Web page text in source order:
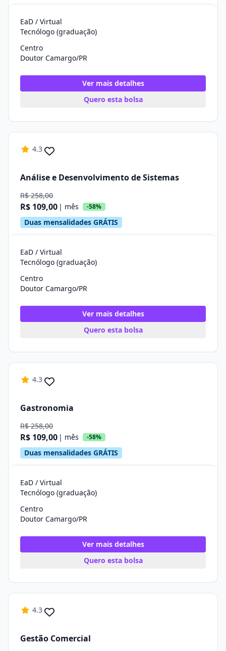
EaD / Virtual
Tecnólogo (graduação)
Centro
Doutor Camargo/PR
Ver mais detalhes
Quero esta bolsa
4.3
Análise e Desenvolvimento de Sistemas
R$ 258,00
R$ 109,00 | mês -58%
Duas mensalidades GRÁTIS
EaD / Virtual
Tecnólogo (graduação)
Centro
Doutor Camargo/PR
Ver mais detalhes
Quero esta bolsa
4.3
Gastronomia
R$ 258,00
R$ 109,00 | mês -58%
Duas mensalidades GRÁTIS
EaD / Virtual
Tecnólogo (graduação)
Centro
Doutor Camargo/PR
Ver mais detalhes
Quero esta bolsa
4.3
Gestão Comercial